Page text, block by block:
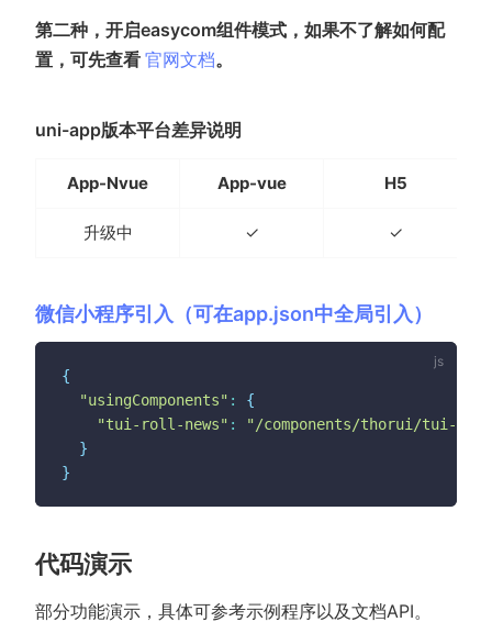
第二种，开启easycom组件模式，如果不了解如何配
置，可先查看 官网文档(opens new window)
。
uni-app版本平台差异说明
App-Nvue App-vue H5
升级中 ✓ ✓
微信小程序引入（可在app.json中全局引入）
{
"usingComponents" :
{
"tui-roll-news" :
"/components/thorui/tui-
}
}
代码演示
部分功能演示，具体可参考示例程序以及文档API。